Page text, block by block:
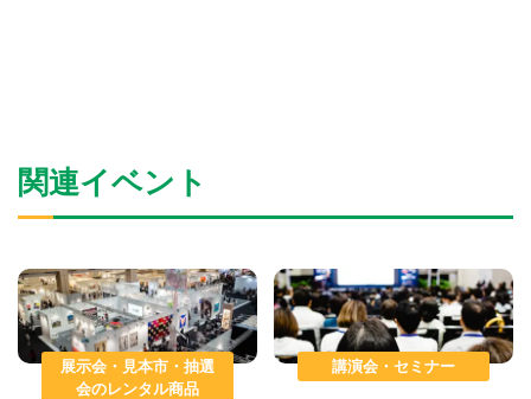
関連イベント
展示会・見本市・抽選
会のレンタル商品
講演会・セミナー